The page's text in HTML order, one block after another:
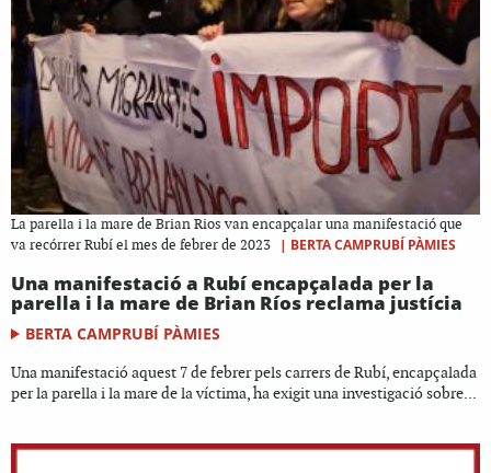
La parella i la mare de Brian Rios van encapçalar una manifestació que
va recórrer Rubí el mes de febrer de 2023
| BERTA CAMPRUBÍ PÀMIES
Una manifestació a Rubí encapçalada per la
parella i la mare de Brian Ríos reclama justícia
BERTA CAMPRUBÍ PÀMIES
Una manifestació aquest 7 de febrer pels carrers de Rubí, encapçalada
per la parella i la mare de la víctima, ha exigit una investigació sobre...